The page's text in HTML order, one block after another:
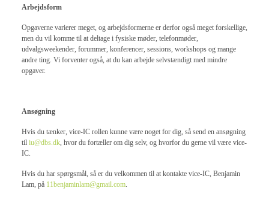
Arbejdsform
Opgaverne varierer meget, og arbejdsformerne er derfor også meget forskellige,
men du vil komme til at deltage i fysiske møder, telefonmøder,
udvalgsweekender, forummer, konferencer, sessions, workshops og mange
andre ting. Vi forventer også, at du kan arbejde selvstændigt med mindre
opgaver.
Ansøgning
Hvis du tænker, vice-IC rollen kunne være noget for dig, så send en ansøgning
til iu@dbs.dk, hvor du fortæller om dig selv, og hvorfor du gerne vil være vice-
IC.
Hvis du har spørgsmål, så er du velkommen til at kontakte vice-IC, Benjamin
Lam, på 11benjaminlam@gmail.com.